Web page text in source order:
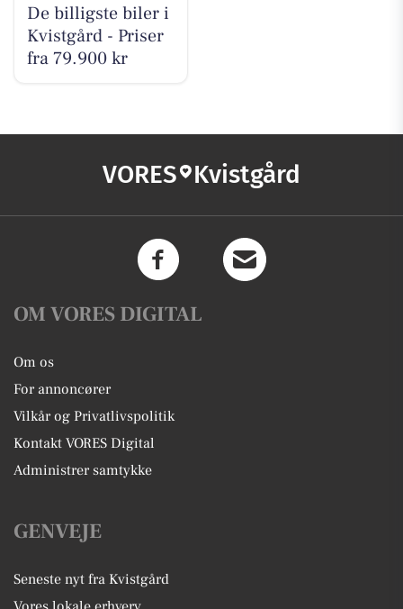
De billigste biler i
Kvistgård - Priser
fra 79.900 kr
VORES Kvistgård
OM VORES DIGITAL
Om os
For annoncører
Vilkår og Privatlivspolitik
Kontakt VORES Digital
Administrer samtykke
GENVEJE
Seneste nyt fra Kvistgård